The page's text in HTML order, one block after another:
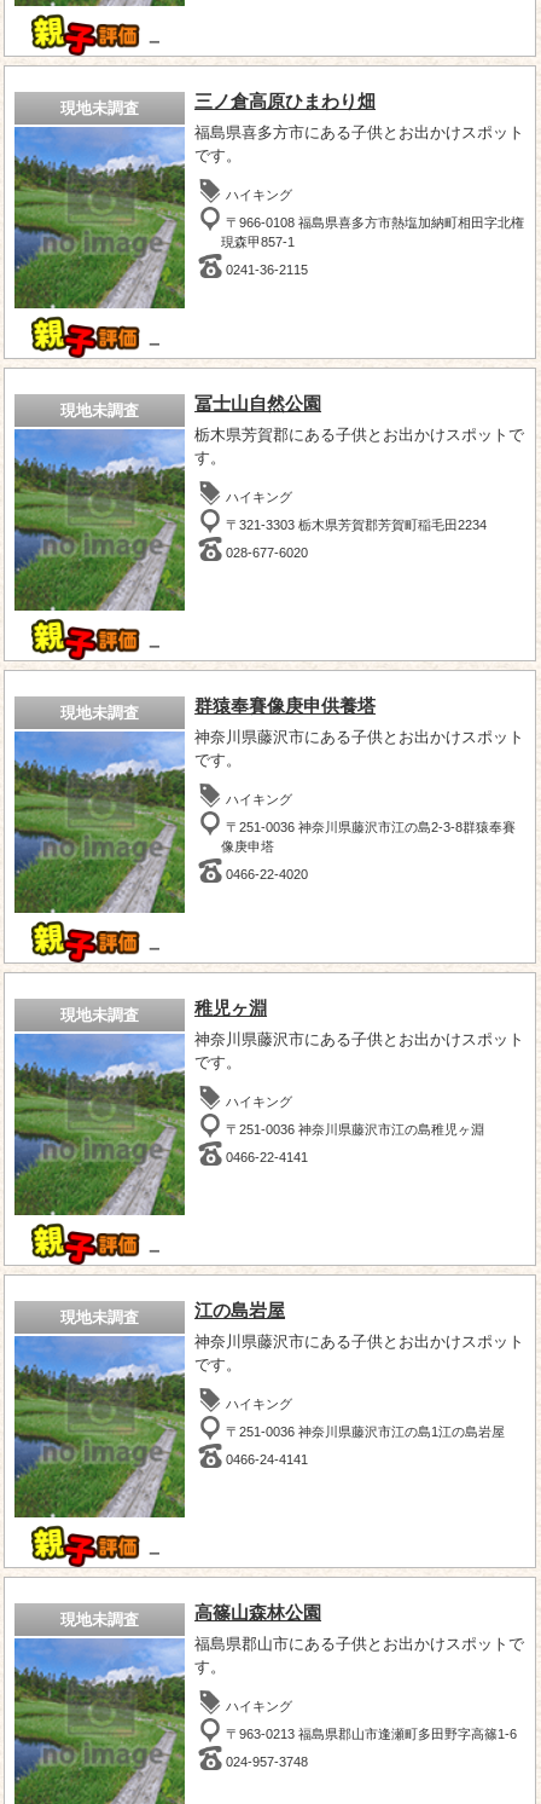
－
現地未調査
－
三ノ倉高原ひまわり畑
福島県喜多方市にある子供とお出かけスポット
です。
ハイキング
〒966-0108 福島県喜多方市熱塩加納町相田字北権
現森甲857-1
0241-36-2115
現地未調査
－
冨士山自然公園
栃木県芳賀郡にある子供とお出かけスポットで
す。
ハイキング
〒321-3303 栃木県芳賀郡芳賀町稲毛田2234
028-677-6020
現地未調査
－
群猿奉賽像庚申供養塔
神奈川県藤沢市にある子供とお出かけスポット
です。
ハイキング
〒251-0036 神奈川県藤沢市江の島2-3-8群猿奉賽
像庚申塔
0466-22-4020
現地未調査
－
稚児ヶ淵
神奈川県藤沢市にある子供とお出かけスポット
です。
ハイキング
〒251-0036 神奈川県藤沢市江の島稚児ヶ淵
0466-22-4141
現地未調査
－
江の島岩屋
神奈川県藤沢市にある子供とお出かけスポット
です。
ハイキング
〒251-0036 神奈川県藤沢市江の島1江の島岩屋
0466-24-4141
現地未調査 高篠山森林公園
福島県郡山市にある子供とお出かけスポットで
す。
ハイキング
〒963-0213 福島県郡山市逢瀬町多田野字高篠1-6
024-957-3748